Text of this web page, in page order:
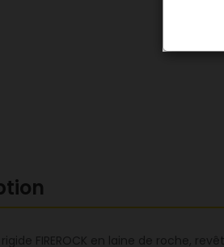
FIREROCK en laine de roche,